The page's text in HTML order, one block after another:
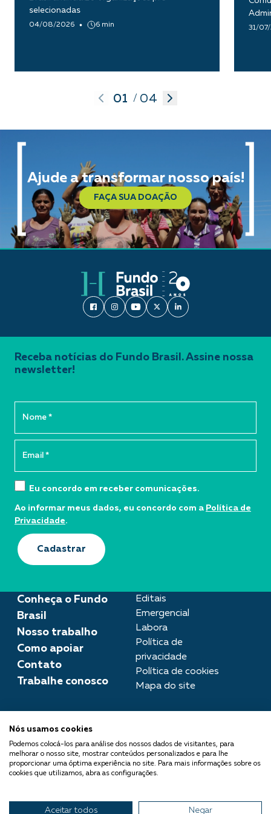
selecionadas
04/08/2026 6 min 31/
01 / 04
Ajude a transformar nosso país!
FAÇA SUA DOAÇÃO
Conheça o Fundo
Brasil
Nosso trabalho
Como apoiar
Contato
Trabalhe conosco
Editais
Emergencial
Labora
Política de
privacidade
Política de cookies
Mapa do site
imprensa@fundobrasil.org.br
O Fundo Brasil integra a Rede
Comuá - Filantropia que
Receba notícias do Fundo Brasil. Assine nossa
newsletter!
Eu concordo em receber comunicações.
Ao informar meus dados, eu concordo com a Política de
Privacidade.
Cadastrar
Nós usamos cookies
Podemos colocá-los para análise dos nossos dados de visitantes, para
melhorar o nosso site, mostrar conteúdos personalizados e para lhe
proporcionar uma óptima experiência no site. Para mais informações sobre os
cookies que utilizamos, abra as configurações.
Aceitar todos Negar